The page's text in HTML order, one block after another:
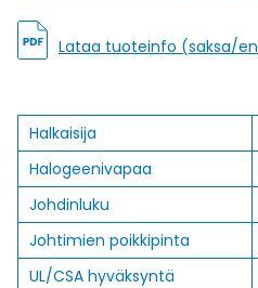
Lataa tuoteinfo (saksa/
Halkaisija
Halogeenivapaa
Johdinluku
Johtimien poikkipinta
UL/CSA hyväksyntä